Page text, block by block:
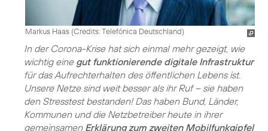
Markus Haas (Credits: Telefónica Deutschland)
In der Corona-Krise hat sich einmal mehr gezeigt, wie
wichtig eine gut funktionierende digitale Infrastruktur
für das Aufrechterhalten des öffentlichen Lebens ist.
Unsere Netze sind weit besser als ihr Ruf – sie haben
den Stresstest bestanden! Das haben Bund, Länder,
Kommunen und die Netzbetreiber heute in ihrer
gemeinsamen Erklärung zum zweiten Mobilfunkgipfel